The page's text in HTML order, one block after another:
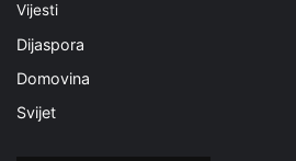
Vijesti
Dijaspora
Domovina
Svijet